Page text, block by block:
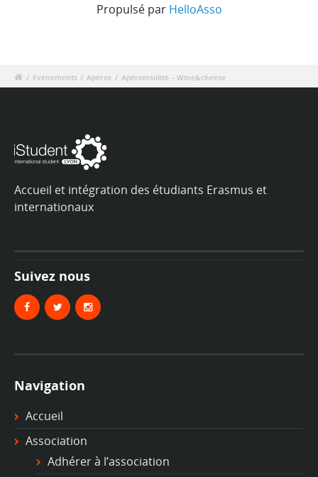
Propulsé par HelloAsso
/ Évènements / Apéros / ApéroInsolite – Wine&cheese
Accueil et intégration des étudiants Erasmus et
internationaux
Suivez nous
Navigation
Accueil
Association
Adhérer à l’association